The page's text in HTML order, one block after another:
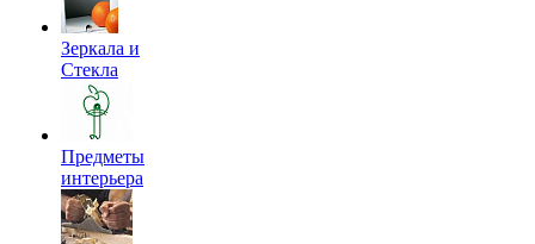
Зеркала и
Стекла
Предметы
интерьера